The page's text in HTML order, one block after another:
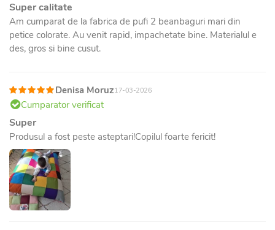
Super calitate
Am cumparat de la fabrica de pufi 2 beanbaguri mari din
petice colorate. Au venit rapid, impachetate bine. Materialul e
des, gros si bine cusut.
Denisa Moruz17-03-2026
Cumparator verificat
Super
Produsul a fost peste asteptari!Copilul foarte fericit!